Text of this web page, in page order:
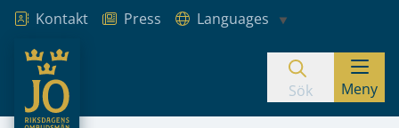
Hoppa till innehåll
Kontakt Press
Languages
JO – Riksdagens Ombudsmän
Sök Meny